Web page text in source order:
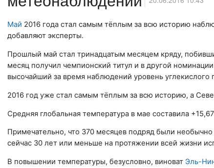
Май 2016 года стал самым тёплым за всю историю
добавляют эксперты.
Прошлый май стал тринадцатым месяцем кряду,
месяц получил чемпионский титул и в другой
высочайший за время наблюдений уровень углекислого
2016 год уже стал самым тёплым за всю историю, а
Средняя глобальная температура в мае составила
Примечательно, что 370 месяцев подряд были
сейчас 30 лет или меньше на протяжении всей жизни
В повышении температуры, безусловно, виноват Эль-